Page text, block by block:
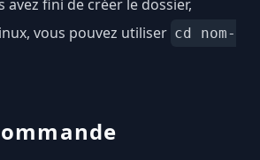
avez fini de créer le dossier,
vous pouvez utiliser cd nom-